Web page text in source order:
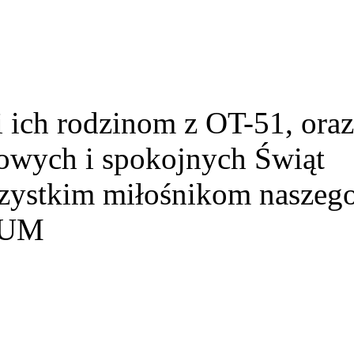
rodzinom z OT-51, oraz
i spokojnych Świąt
miłośnikom